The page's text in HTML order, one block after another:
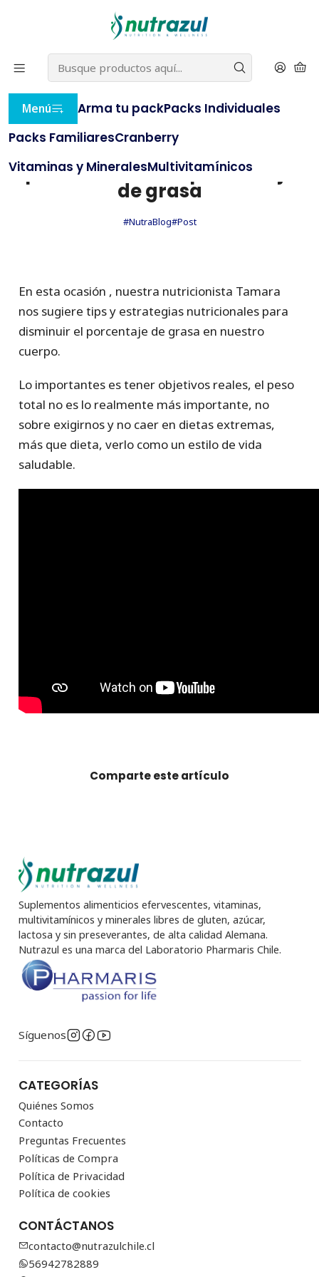
Menú Arma tu packPacks Individuales
Packs FamiliaresCranberry
Vitaminas y MineralesMultivitamínicos
⭐ con el cupón BLACKNUTRAZUL
AQUÍ
Inicio NutraBlog
Estrategias Nutricionales para disminuir el porcentaje
de grasa
PUBLICADO EL 26/4/2023
Estrategias Nutricionales
para disminuir el porcentaje
de grasa
#NutraBlog#Post
En esta ocasión , nuestra nutricionista Tamara
nos sugiere tips y estrategias nutricionales para
disminuir el porcentaje de grasa en nuestro
cuerpo.
Lo importantes es tener objetivos reales, el peso
total no es lo realmente más importante, no
sobre exigirnos y no caer en dietas extremas,
más que dieta, verlo como un estilo de vida
saludable.
Comparte este artículo
Suplementos alimenticios efervescentes, vitaminas,
multivitamínicos y minerales libres de gluten, azúcar,
lactosa y sin preseverantes, de alta calidad Alemana.
Nutrazul es una marca del Laboratorio Pharmaris Chile.
Síguenos
CATEGORÍAS
Quiénes Somos
Contacto
Preguntas Frecuentes
Políticas de Compra
Política de Privacidad
Política de cookies
CONTÁCTANOS
contacto@nutrazulchile.cl
56942782889